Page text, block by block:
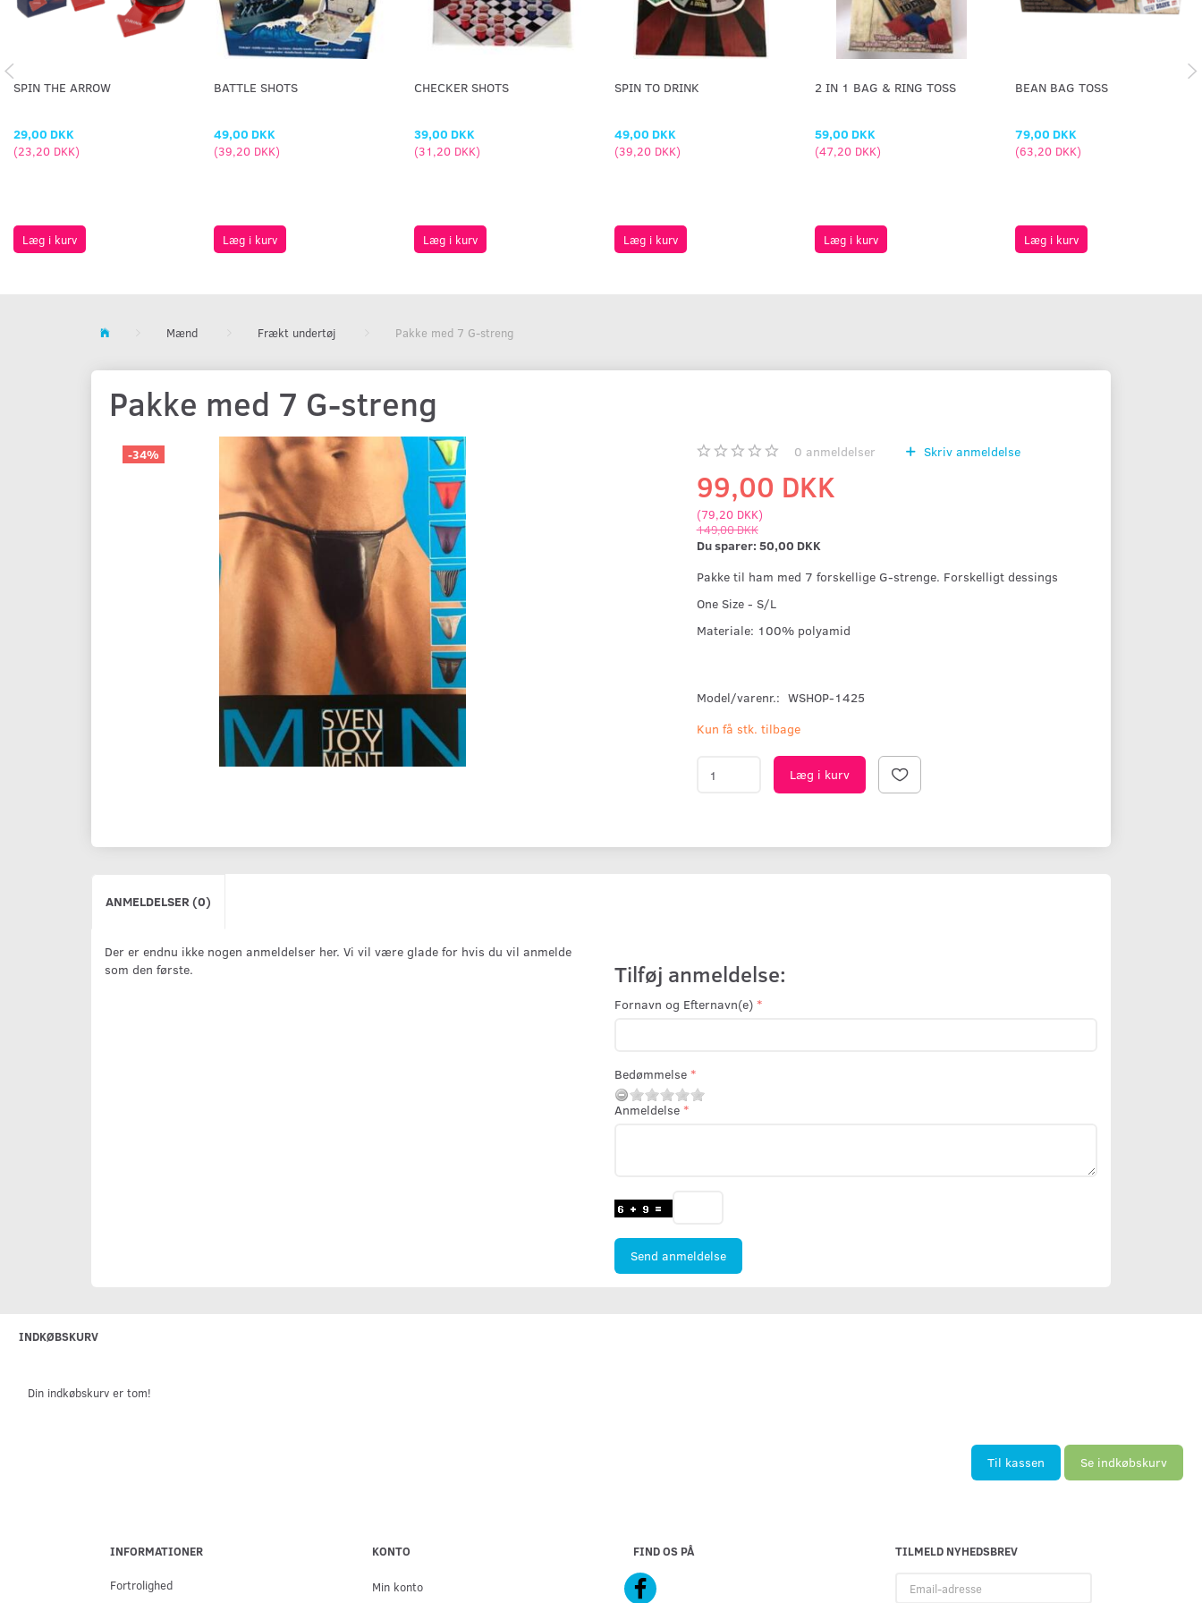
SPIN THE ARROW
29,00 DKK
(23,20 DKK)
Læg i kurv
BATTLE SHOTS
49,00 DKK
(39,20 DKK)
Læg i kurv
CHECKER SHOTS
39,00 DKK
(31,20 DKK)
Læg i kurv
SPIN TO DRINK
49,00 DKK
(39,20 DKK)
Læg i kurv
2 IN 1 BAG & RING TOSS
59,00 DKK
(47,20 DKK)
Læg i kurv
BEAN BAG TOSS
79,00 DKK
(63,20 DKK)
Læg i kurv
Mænd Frækt undertøj Pakke med 7 G-streng
Pakke med 7 G-streng
-34% 0 anmeldelser Skriv anmeldelse
99,00 DKK
(79,20 DKK)
149,00 DKK
Du sparer: 50,00 DKK
Pakke til ham med 7 forskellige G-strenge. Forskelligt dessings
One Size - S/L
Materiale: 100% polyamid
Model/varenr.: WSHOP-1425
Kun få stk. tilbage
Læg i kurv
ANMELDELSER (0)
Der er endnu ikke nogen anmeldelser her. Vi vil være glade for hvis du vil anmelde
som den første.
Tilføj anmeldelse:
Fornavn og Efternavn(e)
Bedømmelse
Anmeldelse
Send anmeldelse
INDKØBSKURV
Din indkøbskurv er tom!
Til kassen Se indkøbskurv
INFORMATIONER
Fortrolighed
KONTO
Min konto
FIND OS PÅ
TILMELD NYHEDSBREV
adresse